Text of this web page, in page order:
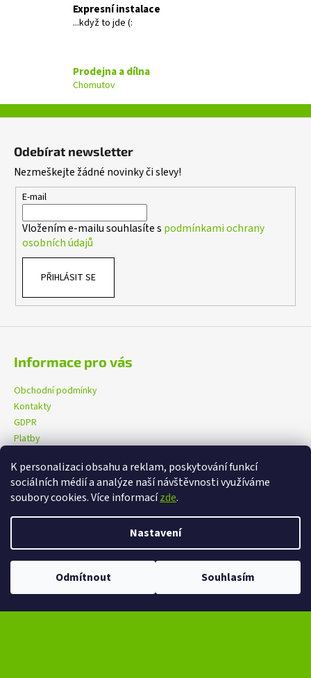
K personalizaci obsahu a reklam, poskytování funkcí
sociálních médií a analýze naší návštěvnosti využíváme
soubory cookies. Více informacízde.
Nastavení
Odmítnout Souhlasím
í
v
ý
s
Expresní instalace
...když to jde (:
Prodejna a dílna
Chomutov
Odebírat newsletter
Nezmeškejte žádné novinky či slevy!
E-mail
Vložením e-mailu souhlasíte s podmínkami ochrany
osobních údajů
PŘIHLÁSIT SE
Informace pro vás
Obchodní podmínky
Kontakty
GDPR
Platby
eXtrem-audio na facebooku eXtrem-audio na Instagramu
Copyright 2026eXtrem-audio.cz. Všechna práva vyhrazena.
Upravit nastavení cookies